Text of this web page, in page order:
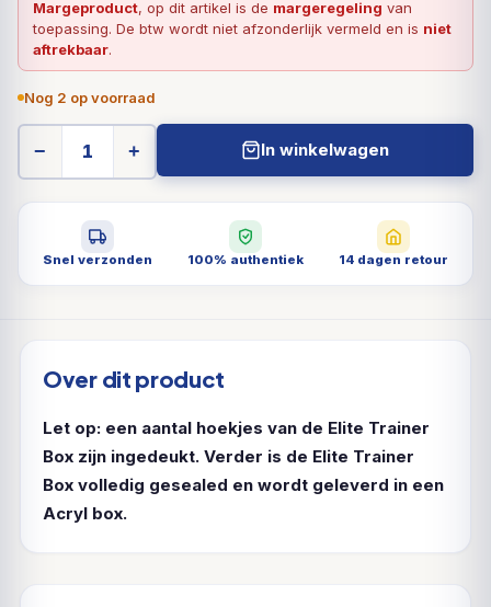
Margeproduct, op dit artikel is de margeregeling van
toepassing. De btw wordt niet afzonderlijk vermeld en is niet
aftrekbaar.
Nog 2 op voorraad
− + In winkelwagen
Snel verzonden 100% authentiek 14 dagen retour
Over dit product
Let op: een aantal hoekjes van de Elite Trainer
Box zijn ingedeukt. Verder is de Elite Trainer
Box volledig gesealed en wordt geleverd in een
Acryl box.